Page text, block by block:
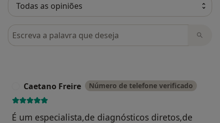
Pesquisar em opiniões
Caetano Freire Número de telefone verificado
É um especialista,de diagnósticos diretos,de